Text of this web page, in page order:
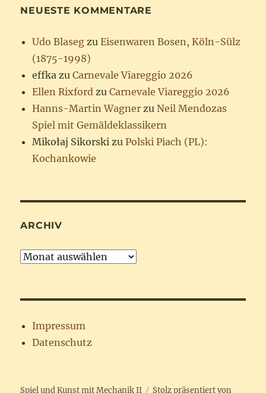
NEUESTE KOMMENTARE
Udo Blaseg zuEisenwaren Bosen, Köln-Sülz
(1875-1998)
effka zuCarnevale Viareggio 2026
Ellen Rixford zuCarnevale Viareggio 2026
Hanns-Martin Wagner zuNeil Mendozas
Spiel mit Gemäldeklassikern
Mikołaj Sikorski zuPolski Piach (PL):
Kochankowie
ARCHIV
Archiv
Impressum
Datenschutz
Spiel und Kunst mit Mechanik II Stolz präsentiert von